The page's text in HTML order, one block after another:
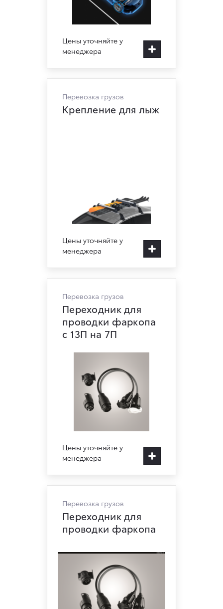
Цены уточняйте у
менеджера
Перевозка грузов
Крепление для лыж
Цены уточняйте у
менеджера
Перевозка грузов
Переходник для
проводки фаркопа
с 13П на 7П
Цены уточняйте у
менеджера
Перевозка грузов
Переходник для
проводки фаркопа